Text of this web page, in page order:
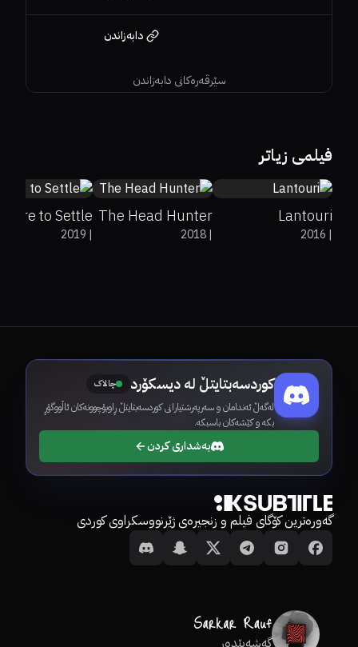
سێرڤەرەکانی دابەزاندن
دابەزاندن
فیلمی زیاتر
Lantouri
|
2016
The Head Hunter
|
2018
to Settle
|
2019
کوردسەبتایتڵ لە دیسکۆرد چالاک
لەگەڵ ئەندامان و سەرپەرشتیارانی کوردسەبتایتڵ ڕاوبۆچوونەکان ئاڵووگۆڕ
بکە و کێشەکان باسبکە.
بەشداری کردن
گەورەترین کۆگای فیلم و زنجیرەی ژێرنووسکراوی کوردی
گەشەپێدەر